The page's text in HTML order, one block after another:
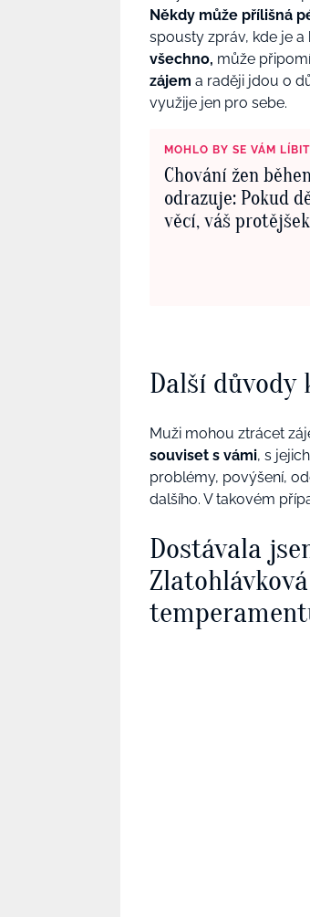
Někdy může přílišná
spousty zpráv, kde je
všechno, může
zájem a raději jdou o
využije jen pro sebe.
MOHLO BY SE VÁM LÍBIT
Chování žen
odrazuje: Pokud
věcí, váš
Další důvody
Muži mohou ztrácet
souviset s vámi, s
problémy, povýšení,
dalšího. V takovém
Dostávala